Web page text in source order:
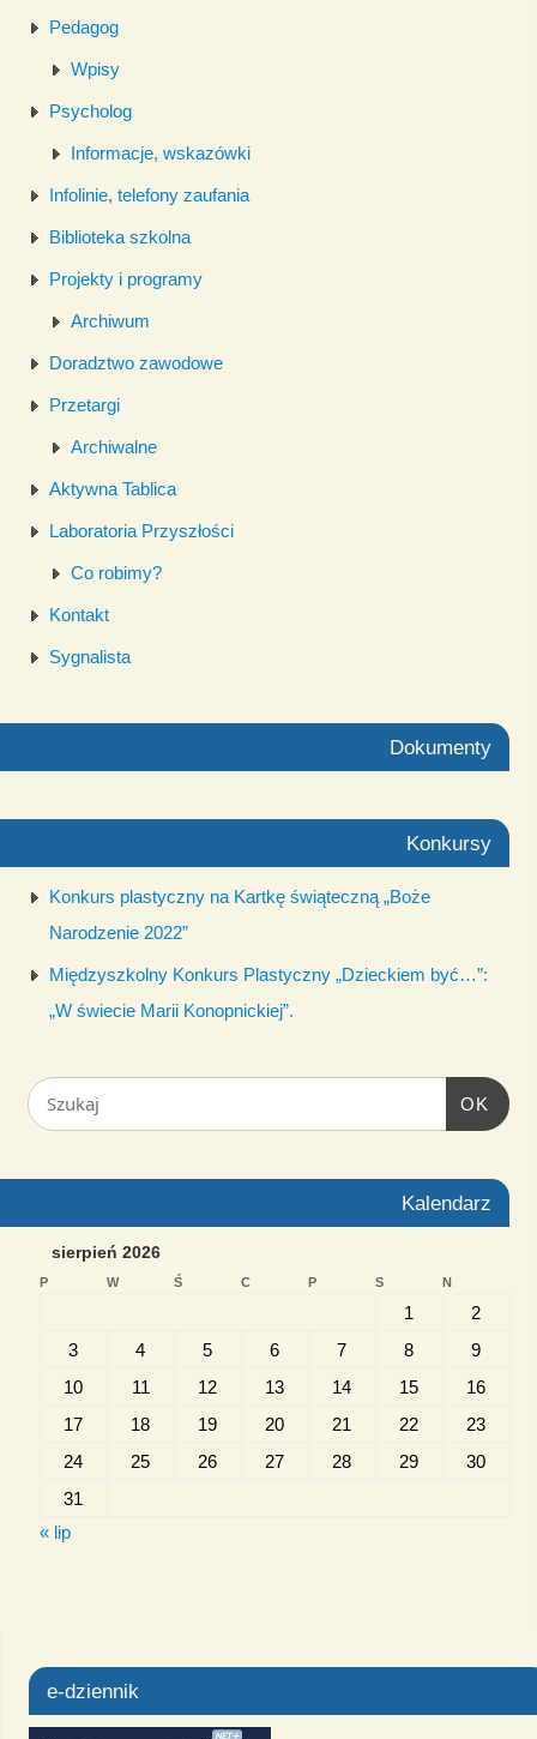
Pedagog
Wpisy
Psycholog
Informacje, wskazówki
Infolinie, telefony zaufania
Biblioteka szkolna
Projekty i programy
Archiwum
Doradztwo zawodowe
Przetargi
Archiwalne
Aktywna Tablica
Laboratoria Przyszłości
Co robimy?
Kontakt
Sygnalista
Dokumenty
Konkursy
Konkurs plastyczny na Kartkę świąteczną „Boże
Narodzenie 2022”
Międzyszkolny Konkurs Plastyczny „Dzieckiem być…”:
„W świecie Marii Konopnickiej”.
OK
Kalendarz
sierpień 2026
P W Ś C P S N
1
2
3
4 5 6 7 8
9
10
11 12 13 14 15
16
17
18 19 20 21 22
23
24
25 26 27 28 29
30
31
« lip
e-dziennik